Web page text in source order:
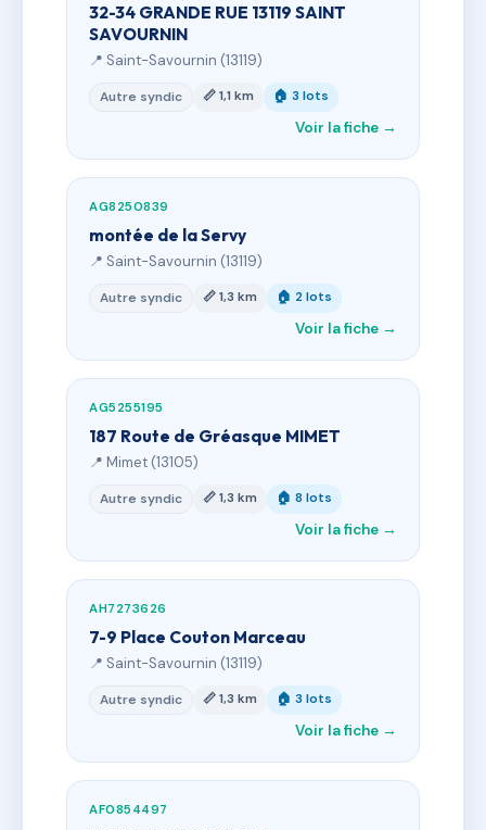
32-34 GRANDE RUE 13119 SAINT
SAVOURNIN
📍 Saint-Savournin (13119)
Autre syndic 📏 1,1 km 🏠 3 lots
Voir la fiche →
AG8250839
montée de la Servy
📍 Saint-Savournin (13119)
Autre syndic 📏 1,3 km 🏠 2 lots
Voir la fiche →
AG5255195
187 Route de Gréasque MIMET
📍 Mimet (13105)
Autre syndic 📏 1,3 km 🏠 8 lots
Voir la fiche →
AH7273626
7-9 Place Couton Marceau
📍 Saint-Savournin (13119)
Autre syndic 📏 1,3 km 🏠 3 lots
Voir la fiche →
AF0854497